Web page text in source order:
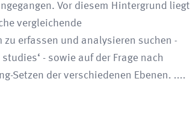
Vor diesem Hintergrund liegt
vergleichende
erfassen und analysieren suchen -
- sowie auf der Frage nach
Setzen der verschiedenen Ebenen. ....